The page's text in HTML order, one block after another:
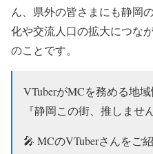
ん、県外の皆さまにも静岡
化や交流人口の拡大につな
のことです。
VTuberがMCを務める地
『静岡この街、推しませ
🎤 MCのVTuberさんをご紹